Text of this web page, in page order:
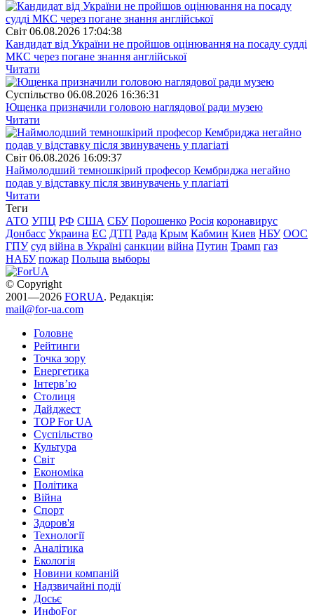
Свiт 06.08.2026 17:04:38
Кандидат від України не пройшов оцінювання на посаду судді
МКС через погане знання англійської
Читати
Суспiльство 06.08.2026 16:36:31
Ющенка призначили головою наглядової ради музею
Читати
Свiт 06.08.2026 16:09:37
Наймолодший темношкірий професор Кембриджа негайно
подав у відставку після звинувачень у плагіаті
Читати
Теги
АТО УПЦ РФ США СБУ Порошенко Росія коронавирус
Донбасс Украина ЕС ДТП Рада Крым Кабмин Киев НБУ ООС
ГПУ суд війна в Україні санкции війна Путин Трамп газ
НАБУ пожар Польша выборы
© Copyright
2001—2026 FORUA. Редакція:
mail@for-ua.com
Головне
Рейтинги
Точка зору
Енергетика
Інтерв’ю
Столиця
Дайджест
TOP For UA
Суспiльство
Культура
Світ
Економіка
Політика
Війна
Спорт
Здоров'я
Технології
Аналітика
Екологія
Новини компаній
Надзвичайні події
Досьє
ИнфоFor